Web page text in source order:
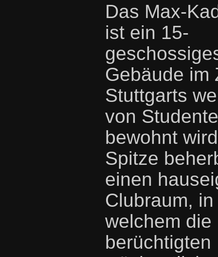
Das Max-
ist ein 15-
Gebäude im
Stuttgarts
von
bewohnt
Spitze
einen
Clubraum, in
welchem die
berüchtigten